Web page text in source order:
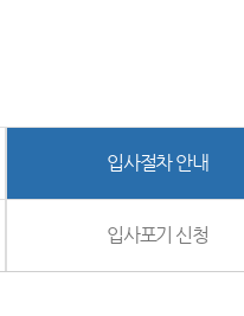
입사절차 안내
입사포기 신청